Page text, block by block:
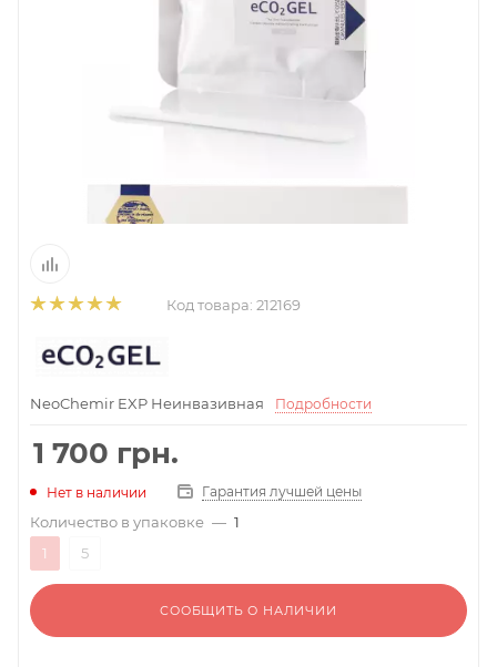
Код товара: 212169
NeoChemir EXP Неинвазивная Подробности
1 700 грн.
Нет в наличии Гарантия лучшей цены
Количество в упаковке — 1
1
5
СООБЩИТЬ О НАЛИЧИИ